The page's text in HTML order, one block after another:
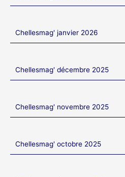
Chellesmag' janvier 2026
Chellesmag' décembre 2025
Chellesmag' novembre 2025
Chellesmag' octobre 2025